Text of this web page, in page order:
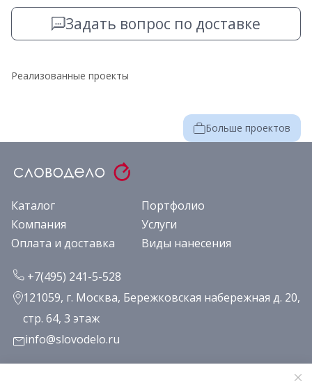
Задать вопрос по доставке
Реализованные проекты
Больше проектов
Каталог
Портфолио
Компания
Услуги
Оплата и доставка
Виды нанесения
+7(495) 241-5-528
121059, г. Москва, Бережковская набережная д. 20,
стр. 64, 3 этаж
info@slovodelo.ru